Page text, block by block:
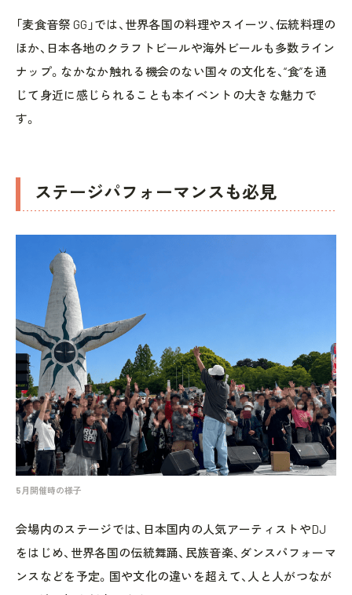
「麦食音祭 GG」では、世界各国の料理やスイーツ、伝統料理の
ほか、日本各地のクラフトビールや海外ビールも多数ライン
ナップ。なかなか触れる機会のない国々の文化を、“食”を通
じて身近に感じられることも本イベントの大きな魅力で
す。
ステージパフォーマンスも必見
5月開催時の様子
会場内のステージでは、日本国内の人気アーティストやDJ
をはじめ、世界各国の伝統舞踊、民族音楽、ダンスパフォーマ
ンスなどを予定。国や文化の違いを超えて、人と人がつなが